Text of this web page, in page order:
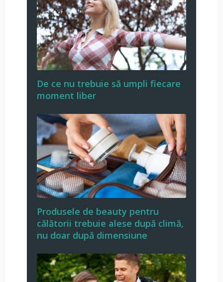
De ce nu trebuie să umpli fiecare
moment liber
Produsele de beauty pentru
călătorii trebuie alese după climă,
nu doar după dimensiune